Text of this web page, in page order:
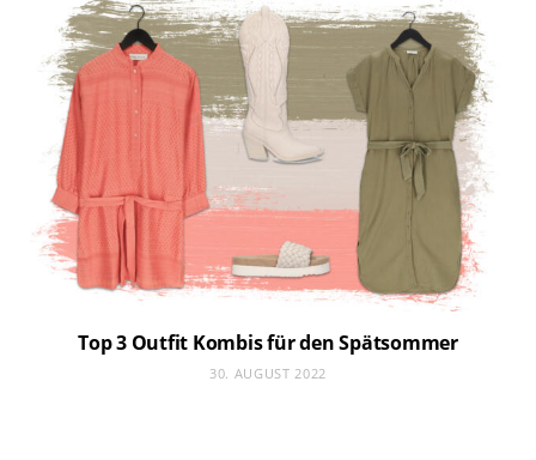
Top 3 Outfit Kombis für den Spätsommer
30. AUGUST 2022